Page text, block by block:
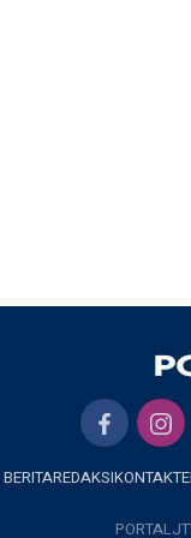
REDAKSIKONTAK